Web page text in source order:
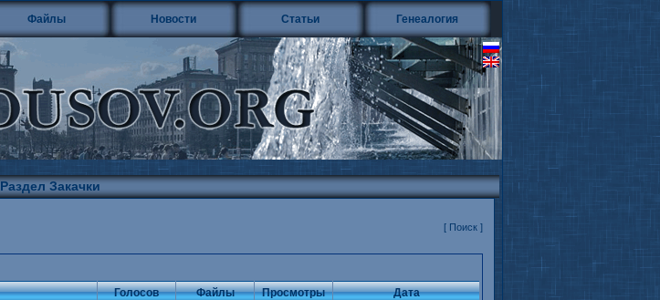
Файлы Новости Статьи Генеалогия
Раздел Закачки
[ Поиск ]
Голосов Файлы Просмотры
Дата